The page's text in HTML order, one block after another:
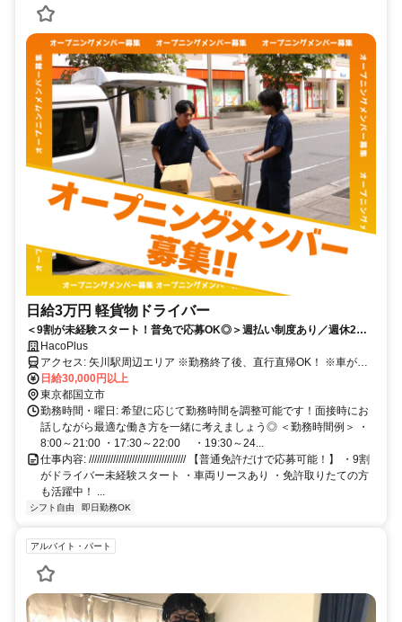
日給3万円 軽貨物ドライバー
＜9割が未経験スタート！普免で応募OK◎＞週払い制度あり／週休2日
で月収50万円可能
HacoPlus
アクセス: 矢川駅周辺エリア ※勤務終了後、直行直帰OK！ ※車がな
い方向けにリース制度あり （休日は自家用車として使用OK！）
日給30,000円以上
東京都国立市
勤務時間・曜日: 希望に応じて勤務時間を調整可能です！面接時にお
話しながら最適な働き方を一緒に考えましょう◎ ＜勤務時間例＞ ・
8:00～21:00 ・17:30～22:00 ・19:30～24...
仕事内容: //////////////////////////////////// 【普通免許だけで応募可能！】 ・9割
がドライバー未経験スタート ・車両リースあり ・免許取りたての方
も活躍中！ ...
シフト自由 即日勤務OK
アルバイト・パート